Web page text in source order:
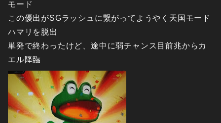
モード
この優出がSGラッシュに繋がってようやく天国モード
ハマリを脱出
単発で終わったけど、途中に弱チャンス目前兆からカ
エル降臨